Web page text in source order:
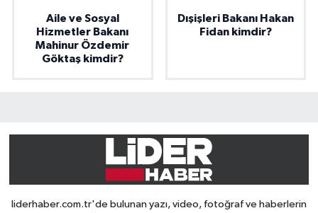
Aile ve Sosyal
Hizmetler Bakanı
Mahinur Özdemir
Göktaş kimdir?
Dışişleri Bakanı Hakan
Fidan kimdir?
liderhaber.com.tr'de bulunan yazı, video, fotoğraf ve haberlerin